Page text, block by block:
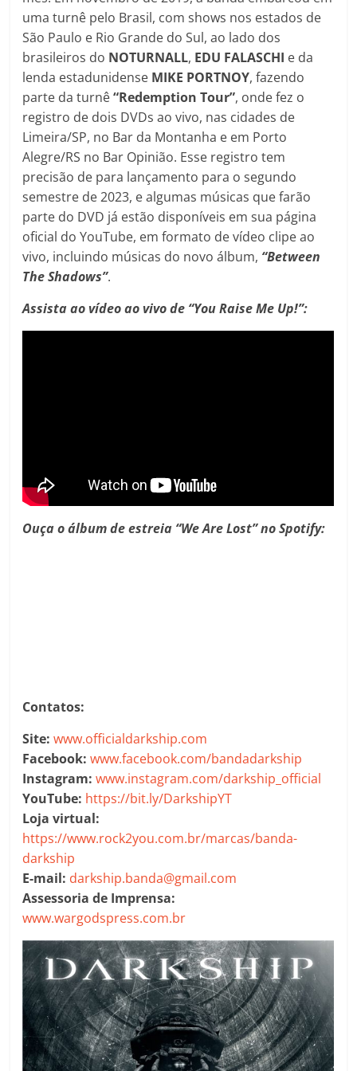
uma turnê pelo Brasil, com shows nos estados de
São Paulo e Rio Grande do Sul, ao lado dos
brasileiros do NOTURNALL, EDU FALASCHI e da
lenda estadunidense MIKE PORTNOY, fazendo
parte da turnê“Redemption Tour”, onde fez o
registro de dois DVDs ao vivo, nas cidades de
Limeira/SP, no Bar da Montanha e em Porto
Alegre/RS no Bar Opinião. Esse registro tem
precisão de para lançamento para o segundo
semestre de 2023, e algumas músicas que farão
parte do DVD já estão disponíveis em sua página
oficial do YouTube, em formato de vídeo clipe ao
vivo, incluindo músicas do novo álbum, “Between
The Shadows”.
Assista ao vídeo ao vivo de “You Raise Me Up!”:
Ouça o álbum de estreia “We Are Lost” no Spotify:
Contatos:
Site:www.officialdarkship.com
Facebook: www.facebook.com/bandadarkship
Instagram: www.instagram.com/darkship_official
YouTube: https://bit.ly/DarkshipYT
Loja virtual:
https://www.rock2you.com.br/marcas/banda-
darkship
E-mail: darkship.banda@gmail.com
Assessoria de Imprensa:
www.wargodspress.com.br